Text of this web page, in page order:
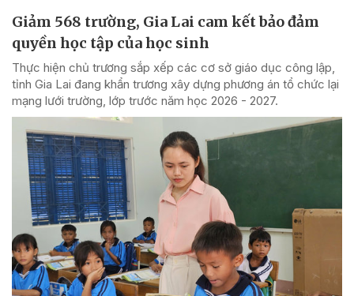
Giảm 568 trường, Gia Lai cam kết bảo đảm
quyền học tập của học sinh
Thực hiện chủ trương sắp xếp các cơ sở giáo dục công lập,
tỉnh Gia Lai đang khẩn trương xây dựng phương án tổ chức lại
mạng lưới trường, lớp trước năm học 2026 - 2027.